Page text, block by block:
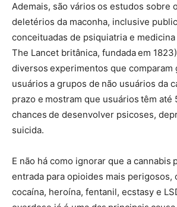
Ademais, são vários os estudos sobre
deletérios da maconha, inclusive
conceituadas de psiquiatria e medicina
The Lancet britânica, fundada em
diversos experimentos que comparam
usuários a grupos de não usuários da
prazo e mostram que usuários têm até
chances de desenvolver psicoses,
suicida.
E não há como ignorar que a cannabis
entrada para opioides mais perigosos,
cocaína, heroína, fentanil, ecstasy e